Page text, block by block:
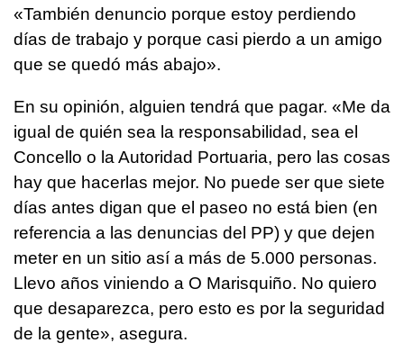
«También denuncio porque estoy perdiendo
días de trabajo y porque casi pierdo a un amigo
que se quedó más abajo».
En su opinión, alguien tendrá que pagar. «Me da
igual de quién sea la responsabilidad, sea el
Concello o la Autoridad Portuaria, pero las cosas
hay que hacerlas mejor. No puede ser que siete
días antes digan que el paseo no está bien (en
referencia a las denuncias del PP) y que dejen
meter en un sitio así a más de 5.000 personas.
Llevo años viniendo a O Marisquiño. No quiero
que desaparezca, pero esto es por la seguridad
de la gente», asegura.